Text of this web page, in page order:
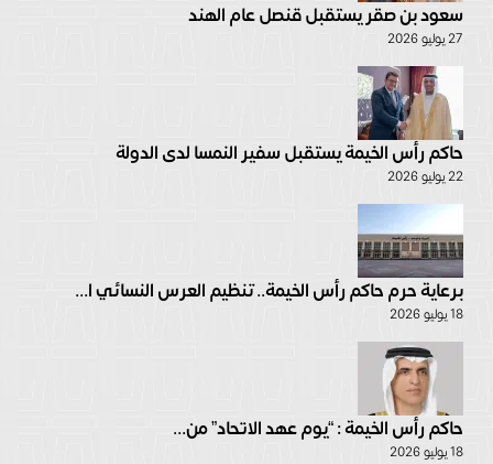
سعود بن صقر يستقبل قنصل عام الهند
27 يوليو 2026
حاكم رأس الخيمة يستقبل سفير النمسا لدى الدولة
22 يوليو 2026
برعاية حرم حاكم رأس الخيمة.. تنظيم العرس النسائي ا...
18 يوليو 2026
حاكم رأس الخيمة : “يوم عهد الاتحاد” من...
18 يوليو 2026